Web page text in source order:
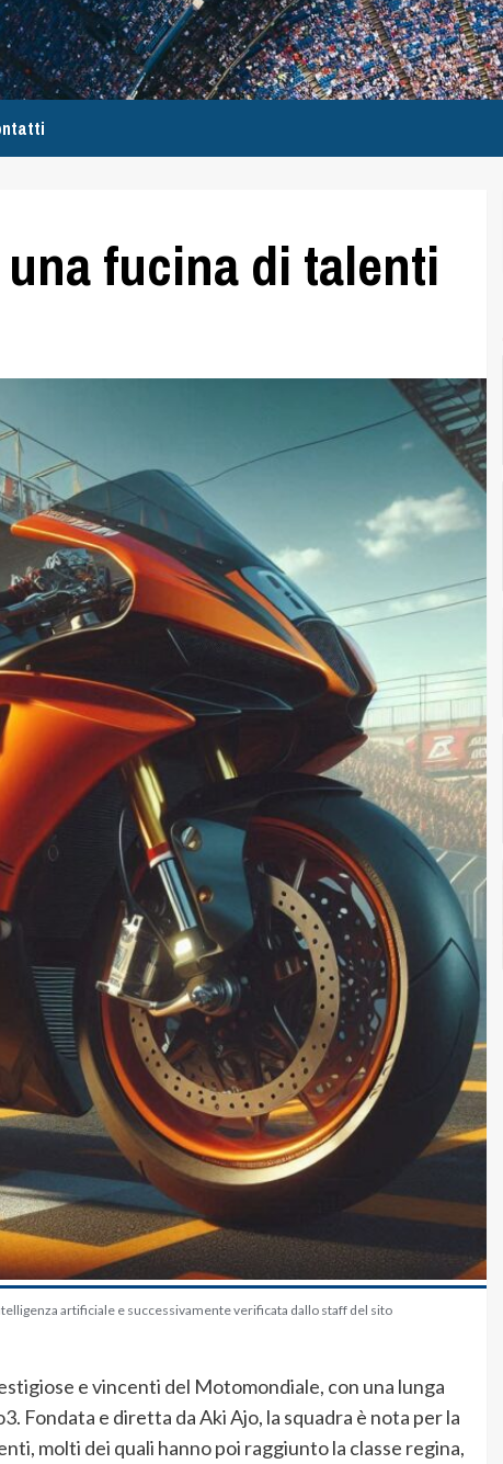
fucina di talenti
artificiale e successivamente verificata dallo staff del sito
e vincenti del Motomondiale, con una lunga
Fondata e diretta da Aki Ajo, la squadra è nota per la
molti dei quali hanno poi raggiunto la classe regina,